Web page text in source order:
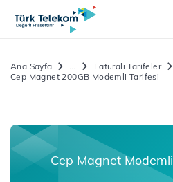
Ana Sayfa ...
Faturalı Tarifeler
Cep Magnet 200GB Modemli Tarifesi
Cep Magnet